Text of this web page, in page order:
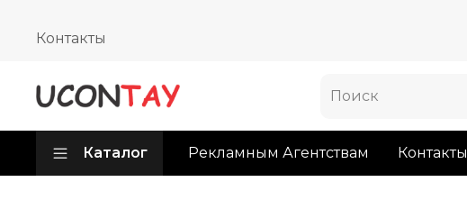
Контакты
Каталог Рекламным Агентствам Контакты